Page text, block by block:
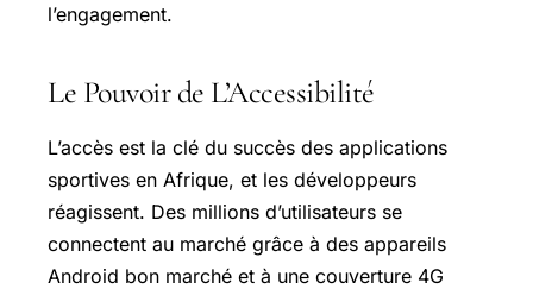
l’engagement.
Le Pouvoir de L’Accessibilité
L’accès est la clé du succès des applications
sportives en Afrique, et les développeurs
réagissent. Des millions d’utilisateurs se
connectent au marché grâce à des appareils
Android bon marché et à une couverture 4G